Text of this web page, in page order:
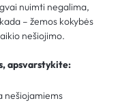
nuimti negalima,
– žemos kokybės
nešiojimo.
apsvarstykite:
nešiojamiems